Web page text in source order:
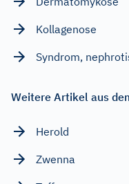
Kollagenose
Syndrom,
Weitere Artikel aus
Herold
Zwenna